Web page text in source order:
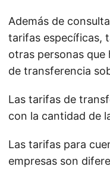
Además de
tarifas específicas,
otras personas que
de transferencia
Las tarifas de
con la cantidad de
Las tarifas para
empresas son